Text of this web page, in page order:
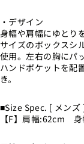
・デザイン
身幅や肩幅にゆとり
サイズのボックスシ
使用。左右の胸にパ
ハンドポケットを配
き。
■Size Spec. [ メンズ
【F】肩幅:62cm